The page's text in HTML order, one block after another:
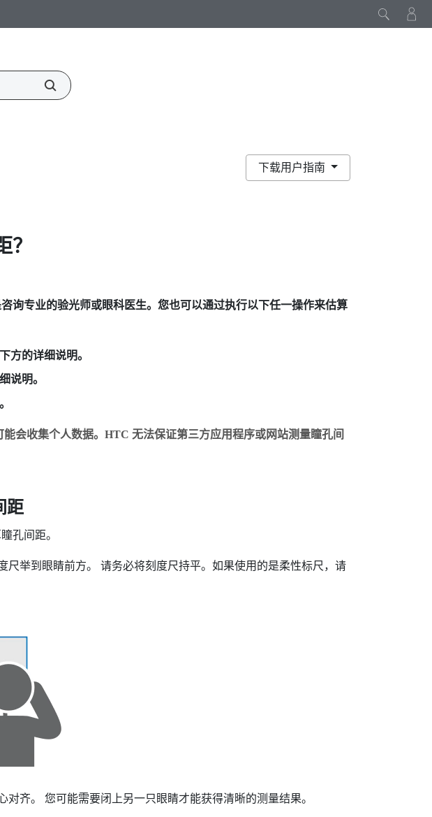
下载用户指南
询专业的验光师或眼科医生。您也可以通过执行以下任一操作来估算
方的详细说明。
说明。
会收集个人数据。HTC 无法保证第三方应用程序或网站测量瞳孔间
距
孔间距。
尺举到眼睛前方。 请务必将刻度尺持平。如果使用的是柔性标尺，请
对齐。 您可能需要闭上另一只眼睛才能获得清晰的测量结果。